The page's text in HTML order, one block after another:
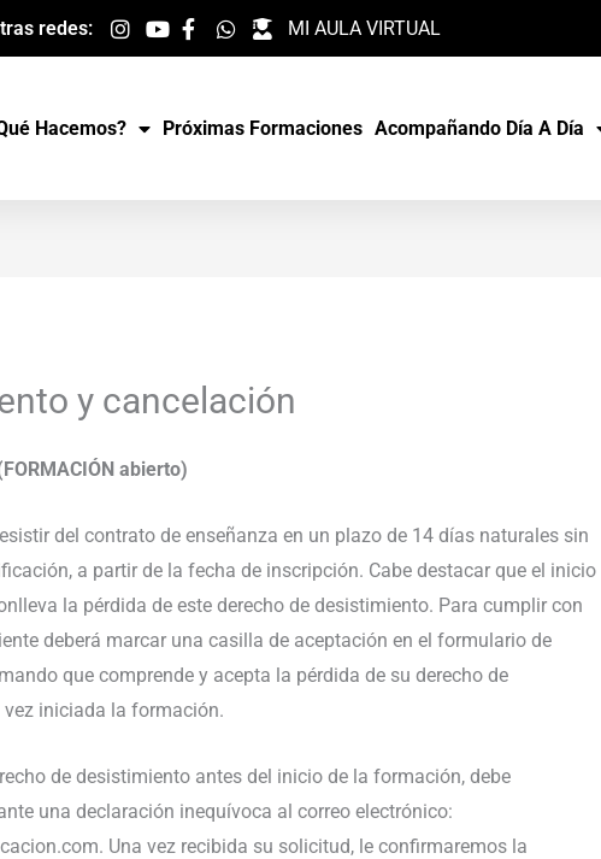
redes: MI AULA VIRTUAL
Hacemos? Próximas Formaciones Acompañando Día A Día
y cancelación
abierto)
del contrato de enseñanza en un plazo de 14 días naturales sin
a partir de la fecha de inscripción. Cabe destacar que el inicio
la pérdida de este derecho de desistimiento. Para cumplir con
deberá marcar una casilla de aceptación en el formulario de
que comprende y acepta la pérdida de su derecho de
iniciada la formación.
de desistimiento antes del inicio de la formación, debe
una declaración inequívoca al correo electrónico:
Una vez recibida su solicitud, le confirmaremos la